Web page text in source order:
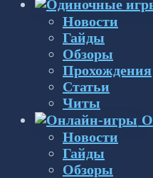
Новости
Гайды
Обзоры
Прохождения
Статьи
Читы
Новости
Гайды
Обзоры